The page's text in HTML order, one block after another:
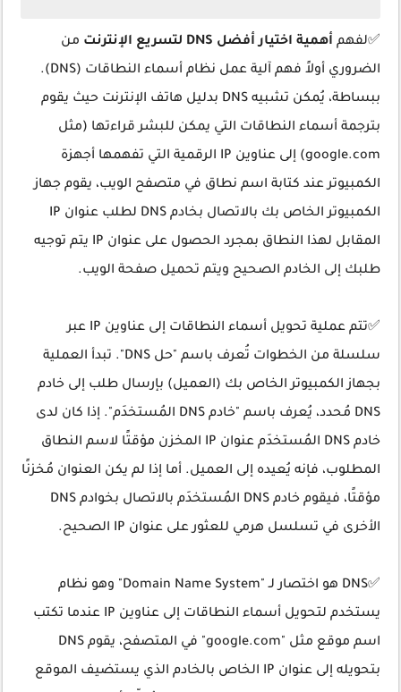
✅لفهم أهمية اختيار أفضل DNS لتسريع الإنترنت
من
الضروري أولاً فهم آلية عمل نظام أسماء النطاقات (DNS).
ببساطة، يُمكن تشبيه DNS بدليل هاتف الإنترنت حيث يقوم
بترجمة أسماء النطاقات التي يمكن للبشر قراءتها (مثل
google.com) إلى عناوين IP الرقمية التي تفهمها أجهزة
الكمبيوتر عند كتابة اسم نطاق في متصفح الويب، يقوم جهاز
الكمبيوتر الخاص بك بالاتصال بخادم DNS لطلب عنوان IP
المقابل لهذا النطاق بمجرد الحصول على عنوان IP يتم توجيه
طلبك إلى الخادم الصحيح ويتم تحميل صفحة الويب.
✅تتم عملية تحويل أسماء النطاقات إلى عناوين IP عبر
سلسلة من الخطوات تُعرف باسم "حل DNS". تبدأ العملية
بجهاز الكمبيوتر الخاص بك (العميل) بإرسال طلب إلى خادم
DNS مُحدد، يُعرف باسم "خادم DNS المُستخدَم". إذا كان لدى
خادم DNS المُستخدَم عنوان IP المخزن مؤقتًا لاسم النطاق
المطلوب، فإنه يُعيده إلى العميل. أما إذا لم يكن العنوان مُخزنًا
مؤقتًا، فيقوم خادم DNS المُستخدَم بالاتصال بخوادم DNS
الأخرى في تسلسل هرمي للعثور على عنوان IP الصحيح.
✅DNS هو اختصار لـ "Domain Name System" وهو نظام
يستخدم لتحويل أسماء النطاقات إلى عناوين IP عندما تكتب
اسم موقع مثل "google.com" في المتصفح، يقوم DNS
بتحويله إلى عنوان IP الخاص بالخادم الذي يستضيف الموقع